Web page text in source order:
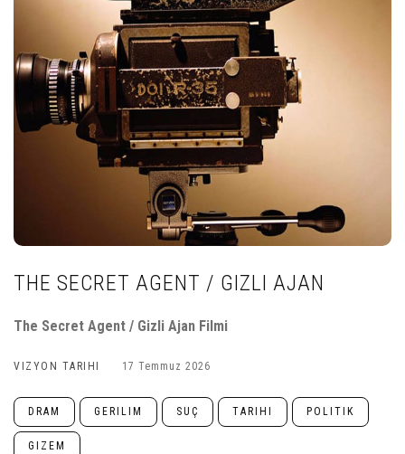
THE SECRET AGENT / GIZLI AJAN
The Secret Agent / Gizli Ajan Filmi
VIZYON TARIHI 17 Temmuz 2026
DRAM GERILIM SUÇ TARIHI POLITIK
GIZEM